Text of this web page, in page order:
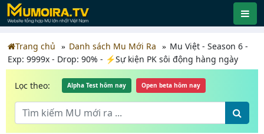
Trang chủ Danh sách Mu Mới Ra
Mu Việt - Season 6 -
Exp: 9999x - Drop: 90% - ⚡️Sự kiện PK sôi động hàng ngày
Lọc theo: Alpha Test hôm nay Open beta hôm nay